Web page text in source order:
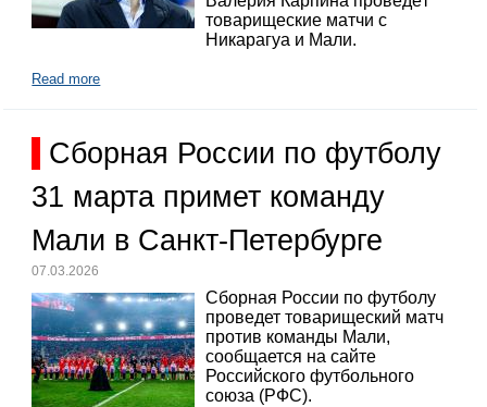
товарищеские матчи с
Никарагуа и Мали.
Read more
Сборная России по футболу
31 марта примет команду
Мали в Санкт-Петербурге
07.03.2026
Сборная России по футболу
проведет товарищеский матч
против команды Мали,
сообщается на сайте
Российского футбольного
союза (РФС).